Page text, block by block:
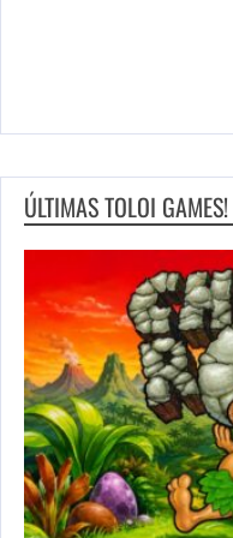
ÚLTIMAS TOLOI GAMES!